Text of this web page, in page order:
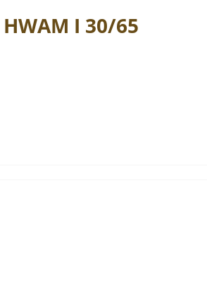
HWAM I 30/65